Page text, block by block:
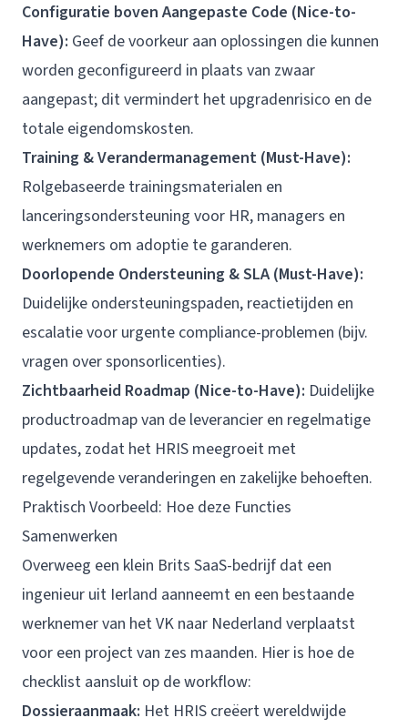
Configuratie boven Aangepaste Code (Nice-to-
Have): Geef de voorkeur aan oplossingen die kunnen
worden geconfigureerd in plaats van zwaar
aangepast; dit vermindert het upgradenrisico en de
totale eigendomskosten.
Training & Verandermanagement (Must-Have):
Rolgebaseerde trainingsmaterialen en
lanceringsondersteuning voor HR, managers en
werknemers om adoptie te garanderen.
Doorlopende Ondersteuning & SLA (Must-Have):
Duidelijke ondersteuningspaden, reactietijden en
escalatie voor urgente compliance-problemen (bijv.
vragen over sponsorlicenties).
Zichtbaarheid Roadmap (Nice-to-Have): Duidelijke
productroadmap van de leverancier en regelmatige
updates, zodat het HRIS meegroeit met
regelgevende veranderingen en zakelijke behoeften.
Praktisch Voorbeeld: Hoe deze Functies
Samenwerken
Overweeg een klein Brits SaaS-bedrijf dat een
ingenieur uit Ierland aanneemt en een bestaande
werknemer van het VK naar Nederland verplaatst
voor een project van zes maanden. Hier is hoe de
checklist aansluit op de workflow:
Dossieraanmaak: Het HRIS creëert wereldwijde